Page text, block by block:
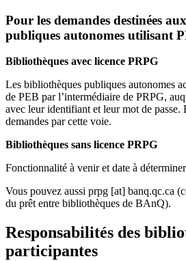
Pour les demandes destinées
publiques autonomes utilisant
Bibliothèques avec licence PRPG
Les bibliothèques publiques autonomes
de PEB par l’intermédiaire de PRPG,
avec leur identifiant et leur mot de passe.
demandes par cette voie.
Bibliothèques sans licence PRPG
Fonctionnalité à venir et date à
Vous pouvez aussi prpg [at] banq.qc.ca
du prêt entre bibliothèques de BAnQ).
Responsabilités des
participantes